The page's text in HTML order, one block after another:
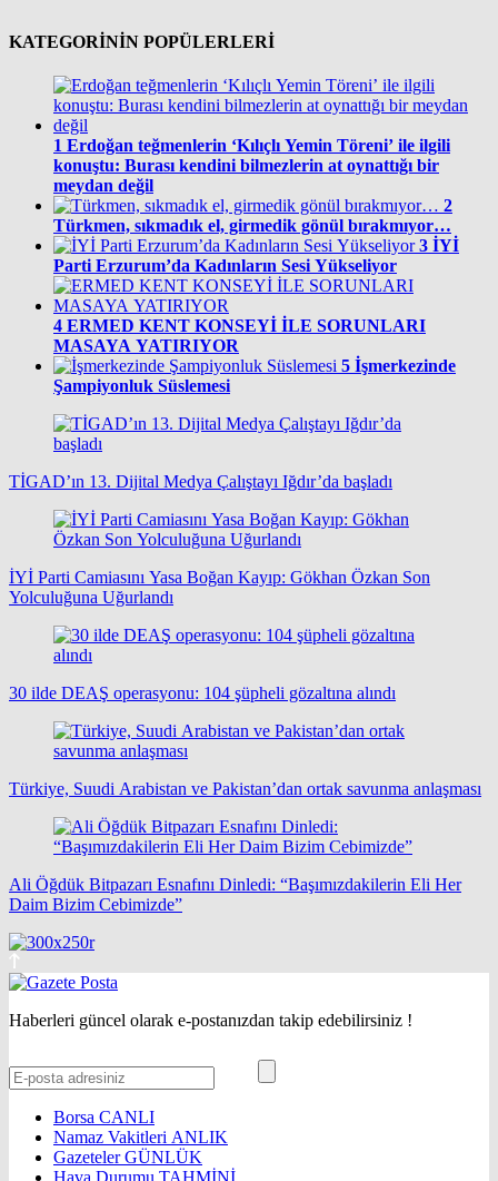
KATEGORİNİN POPÜLERLERİ
1 Erdoğan teğmenlerin ‘Kılıçlı Yemin Töreni’ ile ilgili
konuştu: Burası kendini bilmezlerin at oynattığı bir
meydan değil
2
Türkmen, sıkmadık el, girmedik gönül bırakmıyor…
3 İYİ
Parti Erzurum’da Kadınların Sesi Yükseliyor
4 ERMED KENT KONSEYİ İLE SORUNLARI
MASAYA YATIRIYOR
5 İşmerkezinde
Şampiyonluk Süslemesi
TİGAD’ın 13. Dijital Medya Çalıştayı Iğdır’da başladı
İYİ Parti Camiasını Yasa Boğan Kayıp: Gökhan Özkan Son
Yolculuğuna Uğurlandı
30 ilde DEAŞ operasyonu: 104 şüpheli gözaltına alındı
Türkiye, Suudi Arabistan ve Pakistan’dan ortak savunma anlaşması
Ali Öğdük Bitpazarı Esnafını Dinledi: “Başımızdakilerin Eli Her
Daim Bizim Cebimizde”
Haberleri güncel olarak e-postanızdan takip edebilirsiniz !
Borsa CANLI
Namaz Vakitleri ANLIK
GazetelerGÜNLÜK
Hava Durumu TAHMİNİ